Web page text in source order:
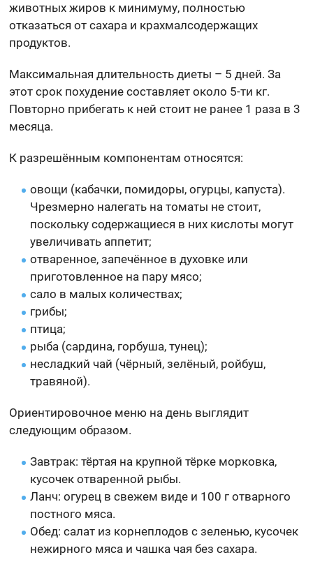
животных жиров к минимуму, полностью
отказаться от сахара и крахмалсодержащих
продуктов.
Максимальная длительность диеты – 5 дней. За
этот срок похудение составляет около 5-ти кг.
Повторно прибегать к ней стоит не ранее 1 раза в 3
месяца.
К разрешённым компонентам относятся:
овощи (кабачки, помидоры, огурцы, капуста).
Чрезмерно налегать на томаты не стоит,
поскольку содержащиеся в них кислоты могут
увеличивать аппетит;
отваренное, запечённое в духовке или
приготовленное на пару мясо;
сало в малых количествах;
грибы;
птица;
рыба (сардина, горбуша, тунец);
несладкий чай (чёрный, зелёный, ройбуш,
травяной).
Ориентировочное меню на день выглядит
следующим образом.
Завтрак: тёртая на крупной тёрке морковка,
кусочек отваренной рыбы.
Ланч: огурец в свежем виде и 100 г отварного
постного мяса.
Обед: салат из корнеплодов с зеленью, кусочек
нежирного мяса и чашка чая без сахара.